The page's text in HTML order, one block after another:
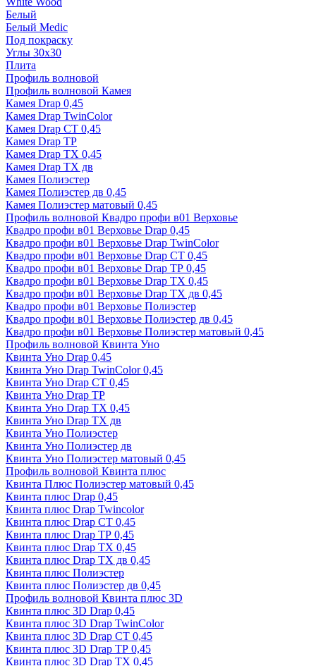
Белый
Белый Medic
Под покраску
Углы 30х30
Плита
Профиль волновой
Профиль волновой Камея
Камея Drap 0,45
Камея Drap TwinColor
Камея Drap СТ 0,45
Камея Drap ТР
Камея Drap ТХ 0,45
Камея Drap ТХ дв
Камея Полиэстер
Камея Полиэстер дв 0,45
Камея Полиэстер матовый 0,45
Профиль волновой Квадро профи в01 Верховье
Квадро профи в01 Верховье Drap 0,45
Квадро профи в01 Верховье Drap TwinColor
Квадро профи в01 Верховье Drap СТ 0,45
Квадро профи в01 Верховье Drap ТР 0,45
Квадро профи в01 Верховье Drap ТХ 0,45
Квадро профи в01 Верховье Drap ТХ дв 0,45
Квадро профи в01 Верховье Полиэстер
Квадро профи в01 Верховье Полиэстер дв 0,45
Квадро профи в01 Верховье Полиэстер матовый 0,45
Профиль волновой Квинта Уно
Квинта Уно Drap 0,45
Квинта Уно Drap TwinColor 0,45
Квинта Уно Drap СТ 0,45
Квинта Уно Drap ТР
Квинта Уно Drap ТХ 0,45
Квинта Уно Drap ТХ дв
Квинта Уно Полиэстер
Квинта Уно Полиэстер дв
Квинта Уно Полиэстер матовый 0,45
Профиль волновой Квинта плюс
Квинта Плюс Полиэстер матовый 0,45
Квинта плюс Drap 0,45
Квинта плюс Drap Twincolor
Квинта плюс Drap СТ 0,45
Квинта плюс Drap ТР 0,45
Квинта плюс Drap ТХ 0,45
Квинта плюс Drap ТХ дв 0,45
Квинта плюс Полиэстер
Квинта плюс Полиэстер дв 0,45
Профиль волновой Квинта плюс 3D
Квинта плюс 3D Drap 0,45
Квинта плюс 3D Drap TwinColor
Квинта плюс 3D Drap СТ 0,45
Квинта плюс 3D Drap ТР 0,45
Квинта плюс 3D Drap ТХ 0,45